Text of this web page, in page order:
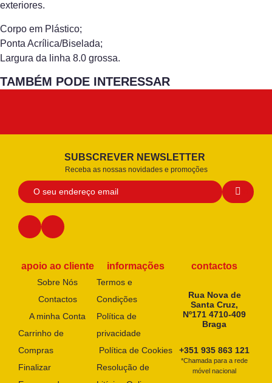
exteriores.
Corpo em Plástico;
Ponta Acrílica/Biselada;
Largura da linha 8.0 grossa.
TAMBÉM PODE INTERESSAR
SUBSCREVER NEWSLETTER
Receba as nossas novidades e promoções
apoio ao cliente
Sobre Nós
Contactos
A minha Conta
Carrinho de
Compras
Finalizar
informações
Termos e
Condições
Política de
privacidade
Política de Cookies
Resolução de
contactos
Rua Nova de
Santa Cruz,
Nº171 4710-409
Braga
+351 935 863 121
*Chamada para a rede
móvel nacional